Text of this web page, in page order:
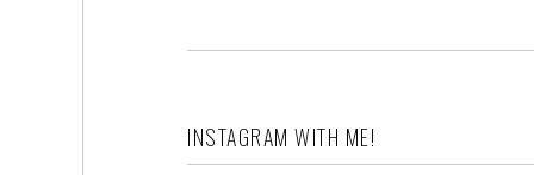
INSTAGRAM WITH ME!